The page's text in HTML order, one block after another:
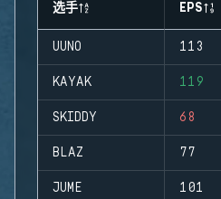
选手 EPS
UUNO 113
KAYAK 119
SKIDDY 68
BLAZ 77
JUME 101